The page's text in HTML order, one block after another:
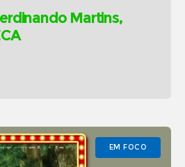
Martins,
EM FOCO